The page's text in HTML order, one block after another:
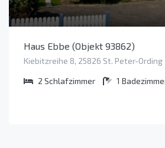
Haus Ebbe (Objekt 93862)
Kiebitzreihe 8, 25826 St. Peter-Ording
2 Schlafzimmer 1